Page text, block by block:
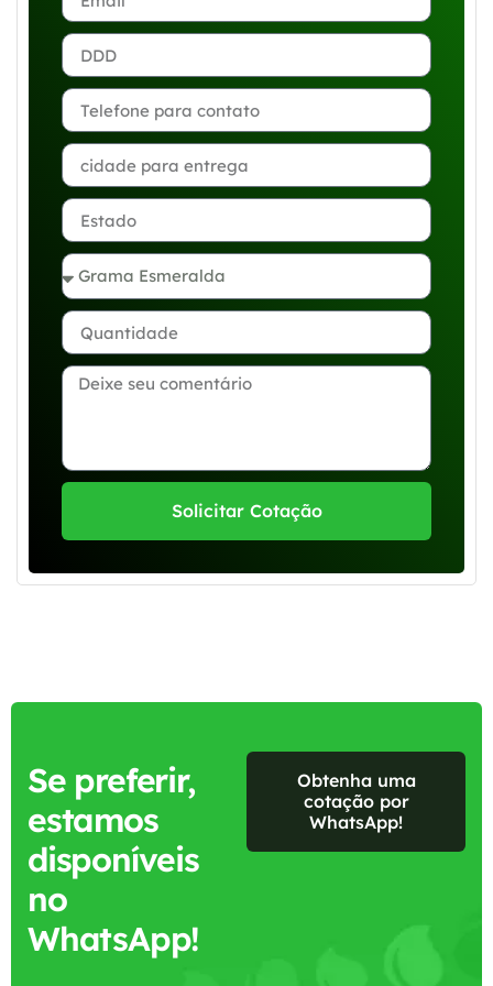
Solicitar Cotação
Se preferir,
estamos
disponíveis
no
WhatsApp!
Obtenha uma
cotação por
WhatsApp!